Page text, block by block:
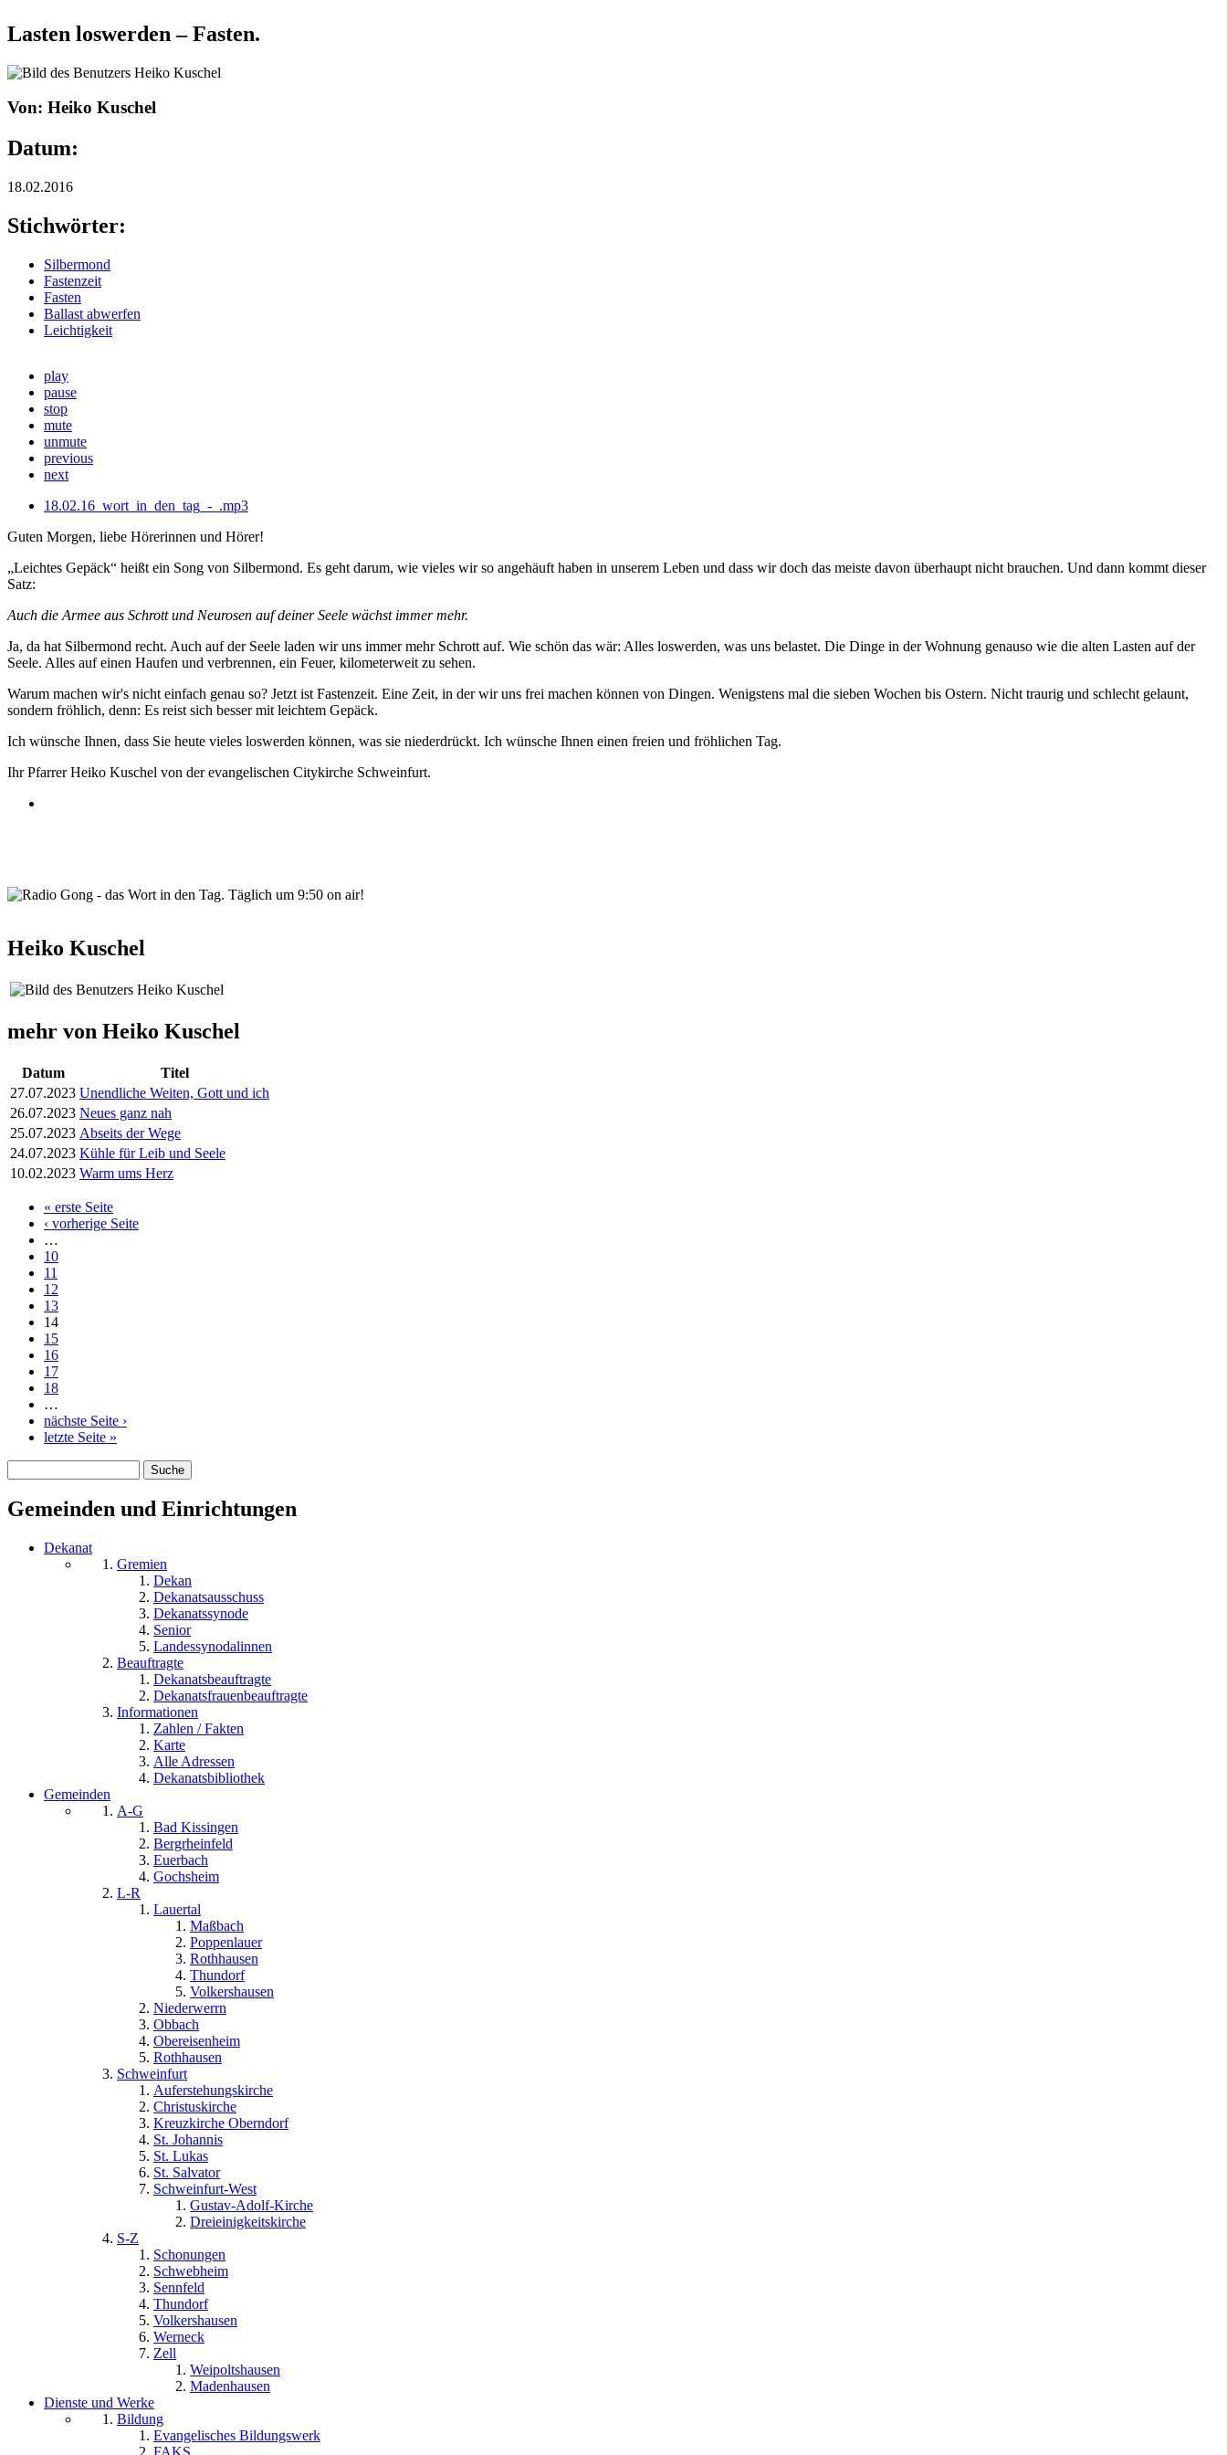
Lasten loswerden – Fasten.
Von: Heiko Kuschel
Datum:
18.02.2016
Stichwörter:
Silbermond
Fastenzeit
Fasten
Ballast abwerfen
Leichtigkeit
play
pause
stop
mute
unmute
previous
next
18.02.16_wort_in_den_tag_-_.mp3
Guten Morgen, liebe Hörerinnen und Hörer!
„Leichtes Gepäck“ heißt ein Song von Silbermond. Es geht darum, wie vieles wir so angehäuft haben in unserem Leben und dass wir doch das meiste davon überhaupt nicht brauchen. Und dann kommt dieser
Satz:
Auch die Armee aus Schrott und Neurosen auf deiner Seele wächst immer mehr.
Ja, da hat Silbermond recht. Auch auf der Seele laden wir uns immer mehr Schrott auf. Wie schön das wär: Alles loswerden, was uns belastet. Die Dinge in der Wohnung genauso wie die alten Lasten auf der
Seele. Alles auf einen Haufen und verbrennen, ein Feuer, kilometerweit zu sehen.
Warum machen wir's nicht einfach genau so? Jetzt ist Fastenzeit. Eine Zeit, in der wir uns frei machen können von Dingen. Wenigstens mal die sieben Wochen bis Ostern. Nicht traurig und schlecht gelaunt,
sondern fröhlich, denn: Es reist sich besser mit leichtem Gepäck.
Ich wünsche Ihnen, dass Sie heute vieles loswerden können, was sie niederdrückt. Ich wünsche Ihnen einen freien und fröhlichen Tag.
Ihr Pfarrer Heiko Kuschel von der evangelischen Citykirche Schweinfurt.
Heiko Kuschel
mehr von Heiko Kuschel
Datum
Titel
27.07.2023 Unendliche Weiten, Gott und ich
26.07.2023 Neues ganz nah
25.07.2023 Abseits der Wege
24.07.2023 Kühle für Leib und Seele
10.02.2023 Warm ums Herz
Seiten« erste Seite
‹ vorherige Seite
…
10
11
12
13
14
15
16
17
18
…
nächste Seite ›
letzte Seite »
Gemeinden und Einrichtungen
Dekanat
Gremien
Dekan
Dekanatsausschuss
Dekanatssynode
Senior
Landessynodalinnen
Beauftragte
Dekanatsbeauftragte
Dekanatsfrauenbeauftragte
Informationen
Zahlen / Fakten
Karte
Alle Adressen
Dekanatsbibliothek
Gemeinden
A-G
Bad Kissingen
Bergrheinfeld
Euerbach
Gochsheim
L-R
Lauertal
Maßbach
Poppenlauer
Rothhausen
Thundorf
Volkershausen
Niederwerrn
Obbach
Obereisenheim
Rothhausen
Schweinfurt
Auferstehungskirche
Christuskirche
Kreuzkirche Oberndorf
St. Johannis
St. Lukas
St. Salvator
Schweinfurt-West
Gustav-Adolf-Kirche
Dreieinigkeitskirche
S-Z
Schonungen
Schwebheim
Sennfeld
Thundorf
Volkershausen
Werneck
Zell
Weipoltshausen
Madenhausen
Dienste und Werke
Bildung
Evangelisches Bildungswerk